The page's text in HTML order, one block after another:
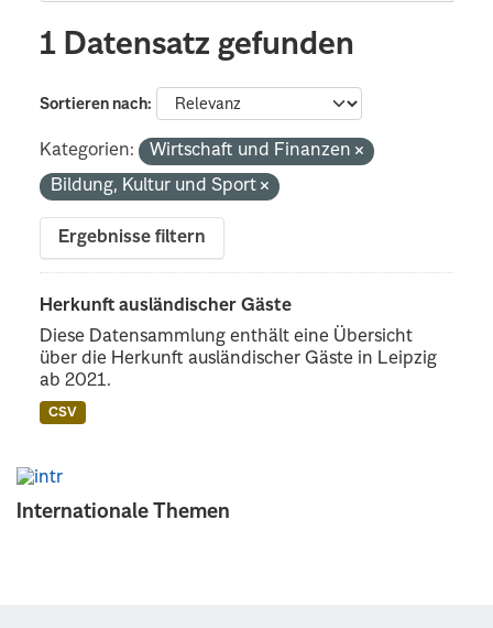
Internationale Themen
1 Datensatz gefunden
Sortieren nach
Kategorien:
Wirtschaft und Finanzen
Bildung, Kultur und Sport
Ergebnisse filtern
Herkunft ausländischer Gäste
Diese Datensammlung enthält eine Übersicht
über die Herkunft ausländischer Gäste in Leipzig
ab 2021.
CSV